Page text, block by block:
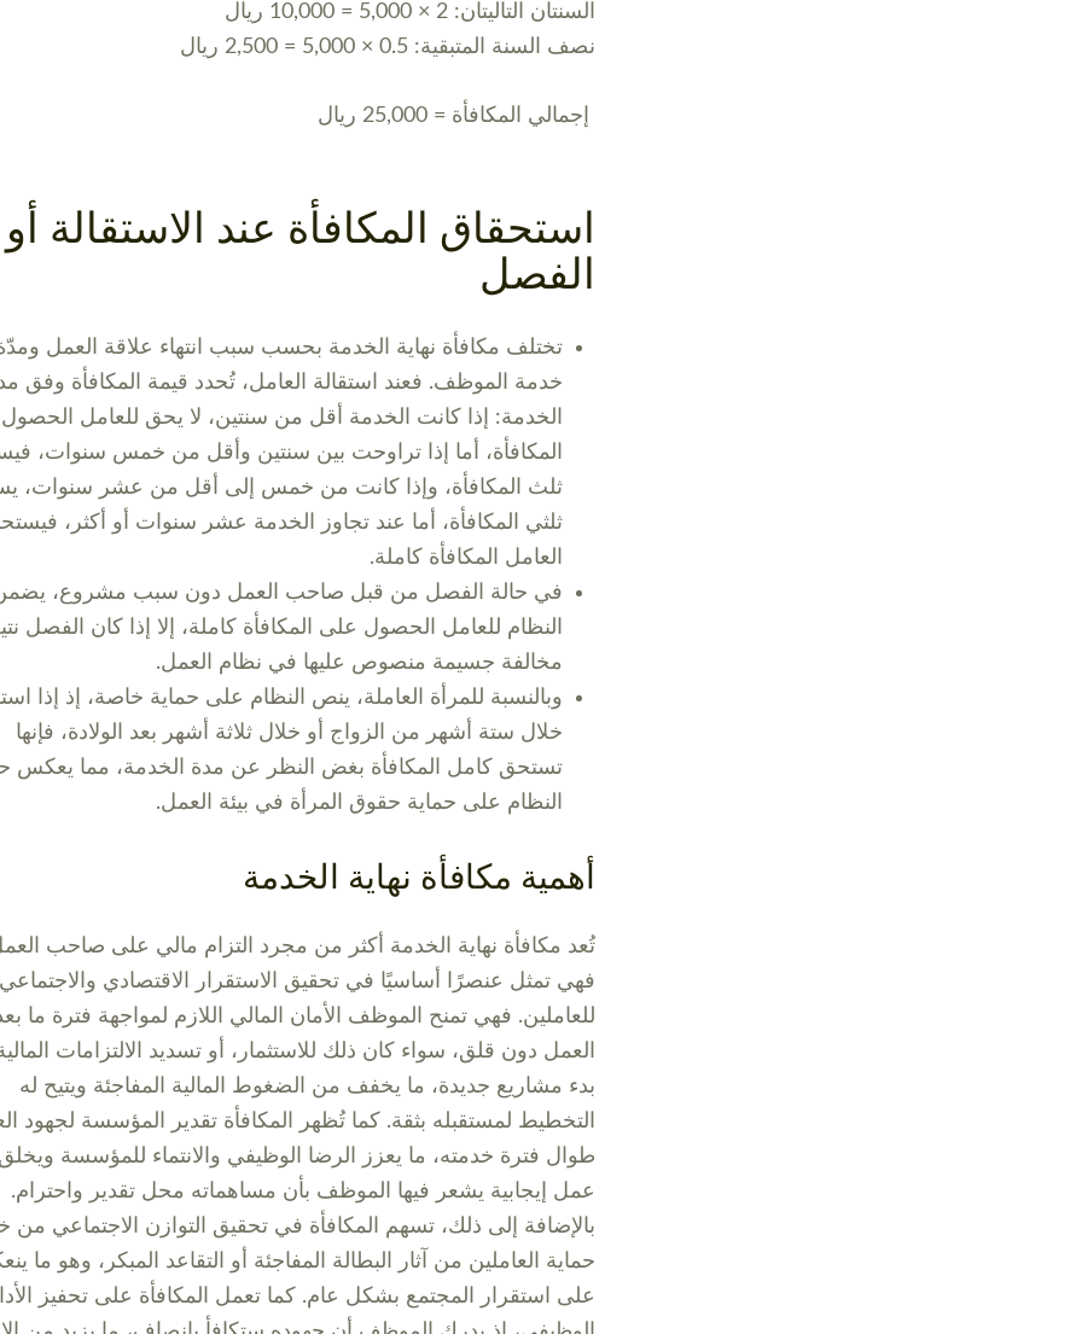
السنتان التاليتان: 2 × 5,000 = 10,000 ريال
نصف السنة المتبقية: 0.5 × 5,000 = 2,500 ريال
إجمالي المكافأة = 25,000 ريال
استحقاق المكافأة عند الاستقالة أو
الفصل
تختلف مكافأة نهاية الخدمة بحسب سبب انتهاء علاقة العمل
خدمة الموظف. فعند استقالة العامل، تُحدد قيمة المكافأة وفق
الخدمة: إذا كانت الخدمة أقل من سنتين، لا يحق للعامل
المكافأة، أما إذا تراوحت بين سنتين وأقل من خمس سنوات،
ثلث المكافأة، وإذا كانت من خمس إلى أقل من عشر سنوات،
ثلثي المكافأة، أما عند تجاوز الخدمة عشر سنوات أو أكثر،
العامل المكافأة كاملة.
في حالة الفصل من قبل صاحب العمل دون سبب مشروع،
النظام للعامل الحصول على المكافأة كاملة، إلا إذا كان الفصل
مخالفة جسيمة منصوص عليها في نظام العمل.
وبالنسبة للمرأة العاملة، ينص النظام على حماية خاصة، إذ إذا
خلال ستة أشهر من الزواج أو خلال ثلاثة أشهر بعد الولادة، فإنها
تستحق كامل المكافأة بغض النظر عن مدة الخدمة، مما
النظام على حماية حقوق المرأة في بيئة العمل.
أهمية مكافأة نهاية الخدمة
تُعد مكافأة نهاية الخدمة أكثر من مجرد التزام مالي على صاحب
فهي تمثل عنصرًا أساسيًا في تحقيق الاستقرار الاقتصادي والاجتماعي
للعاملين. فهي تمنح الموظف الأمان المالي اللازم لمواجهة فترة ما
العمل دون قلق، سواء كان ذلك للاستثمار، أو تسديد الالتزامات
بدء مشاريع جديدة، ما يخفف من الضغوط المالية المفاجئة ويتيح له
التخطيط لمستقبله بثقة. كما تُظهر المكافأة تقدير المؤسسة لجهود
طوال فترة خدمته، ما يعزز الرضا الوظيفي والانتماء للمؤسسة ويخلق
عمل إيجابية يشعر فيها الموظف بأن مساهماته محل تقدير واحترام.
بالإضافة إلى ذلك، تسهم المكافأة في تحقيق التوازن الاجتماعي من
حماية العاملين من آثار البطالة المفاجئة أو التقاعد المبكر، وهو ما
على استقرار المجتمع بشكل عام. كما تعمل المكافأة على تحفيز